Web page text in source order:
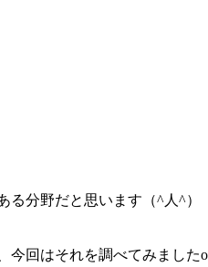
分野だと思います（^人^）
今回はそれを調べてみました